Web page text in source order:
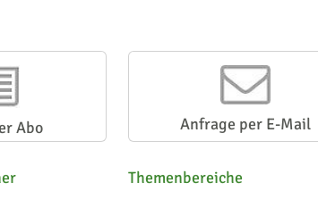
Abo Anfrage per E-Mail
Themenbereiche